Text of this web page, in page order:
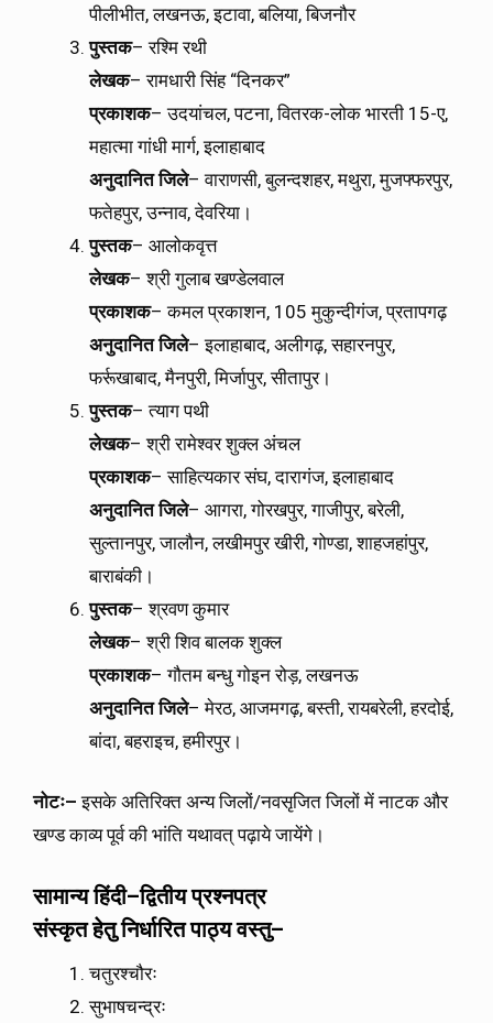
पीलीभीत, लखनऊ, इटावा, बलिया, बिजनौर
पुस्तक– रश्मि रथी
लेखक– रामधारी सिंह “दिनकर”
प्रकाशक– उदयांचल, पटना, वितरक-लोक भारती 15-ए,
महात्मा गांधी मार्ग, इलाहाबाद
अनुदानित जिले– वाराणसी, बुलन्दशहर, मथुरा, मुजफ्फरपुर,
फतेहपुर, उन्नाव, देवरिया।
पुस्तक– आलोकवृत्त
लेखक– श्री गुलाब खण्डेलवाल
प्रकाशक– कमल प्रकाशन, 105 मुकुन्दीगंज, प्रतापगढ़
अनुदानित जिले– इलाहाबाद, अलीगढ़, सहारनपुर,
फर्रूखाबाद, मैनपुरी, मिर्जापुर, सीतापुर।
पुस्तक– त्याग पथी
लेखक– श्री रामेश्वर शुक्ल अंचल
प्रकाशक– साहित्यकार संघ, दारागंज, इलाहाबाद
अनुदानित जिले– आगरा, गोरखपुर, गाजीपुर, बरेली,
सुल्तानपुर, जालौन, लखीमपुर खीरी, गोण्डा, शाहजहांपुर,
बाराबंकी।
पुस्तक– श्रवण कुमार
लेखक– श्री शिव बालक शुक्ल
प्रकाशक– गौतम बन्धु गोइन रोड़, लखनऊ
अनुदानित जिले– मेरठ, आजमगढ़, बस्ती, रायबरेली, हरदोई,
बांदा, बहराइच, हमीरपुर।
नोटः– इसके अतिरिक्त अन्य जिलों/नवसृजित जिलों में नाटक और
खण्ड काव्य पूर्व की भांति यथावत् पढ़ाये जायेंगे।
सामान्य हिंदी–द्वितीय प्रश्नपत्र
संस्कृत हेतु निर्धारित पाठ्य वस्तु–
चतुरश्चौरः
सुभाषचन्द्रः